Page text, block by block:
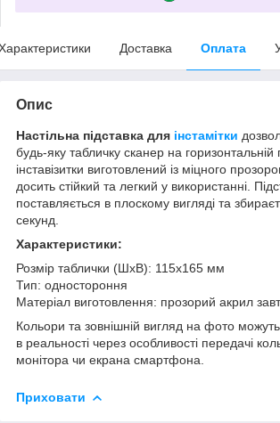
Доставка Оплата
Опис
Настільна підставка для інстамітки
будь-яку табличку сканер на
інставізитки виготовлений із міцного
досить стійкий та легкий у використанні.
поставляється в плоскому вигляді та
секунд.
Характеристики:
Розмір таблички (ШхВ): 115х165 мм
Тип: одностороння
Матеріал виготовлення: прозорий акрил
Кольори та зовнішній вигляд на фото можуть
в реальності через особливості передачі
монітора чи екрана смартфона.
Приховати